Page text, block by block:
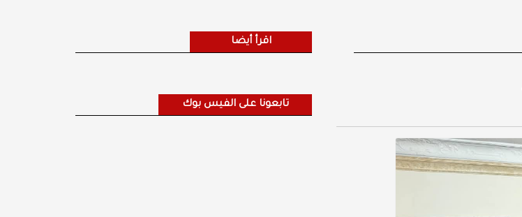
اقرأ أيضا
تابعونا على الفيس بوك